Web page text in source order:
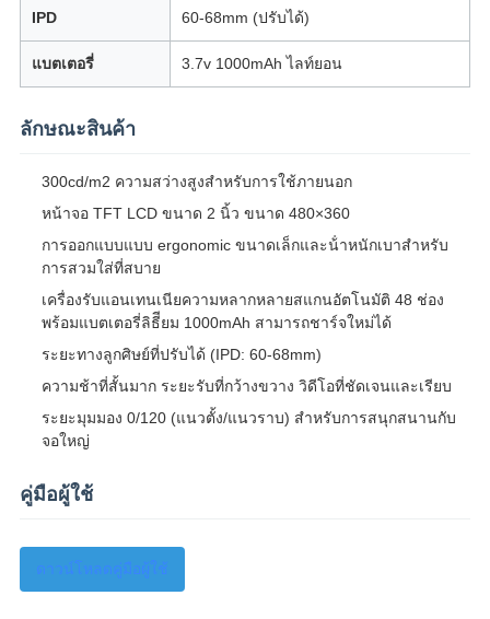
IPD 60-68mm (ปรับได้)
แบตเตอรี่ 3.7v 1000mAh ไลท์ยอน
ลักษณะสินค้า
300cd/m2 ความสว่างสูงสําหรับการใช้ภายนอก
หน้าจอ TFT LCD ขนาด 2 นิ้ว ขนาด 480×360
การออกแบบแบบ ergonomic ขนาดเล็กและน้ําหนักเบาสําหรับ
การสวมใส่ที่สบาย
เครื่องรับแอนเทนเนียความหลากหลายสแกนอัตโนมัติ 48 ช่อง
พร้อมแบตเตอรี่ลิธีียม 1000mAh สามารถชาร์จใหม่ได้
ระยะทางลูกศิษย์ที่ปรับได้ (IPD: 60-68mm)
ความช้าที่สั้นมาก ระยะรับที่กว้างขวาง วิดีโอที่ชัดเจนและเรียบ
ระยะมุมมอง 0/120 (แนวตั้ง/แนวราบ) สําหรับการสนุกสนานกับ
จอใหญ่
คู่มือผู้ใช้
ดาวน์โหลดคู่มือผู้ใช้